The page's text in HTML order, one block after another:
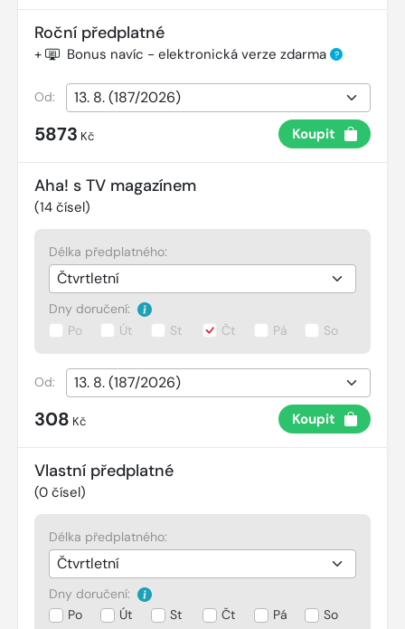
Roční předplatné
+ Bonus navíc - elektronická verze zdarma ?
Od:
5873 Kč Koupit
Aha! s TV magazínem
(14 čísel)
Délka předplatného:
Dny doručení:
Po
Út St Čt Pá So
Od:
308 Kč Koupit
Vlastní předplatné
(0 čísel)
Délka předplatného:
Dny doručení:
Po
Út St Čt Pá So